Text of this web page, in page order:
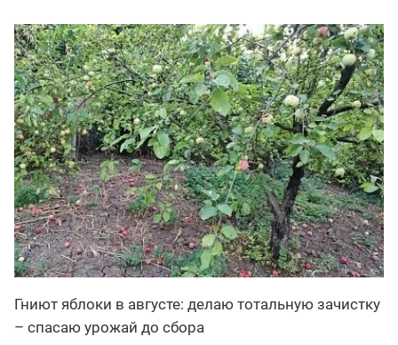
Гниют яблоки в августе: делаю тотальную зачистку
– спасаю урожай до сбора